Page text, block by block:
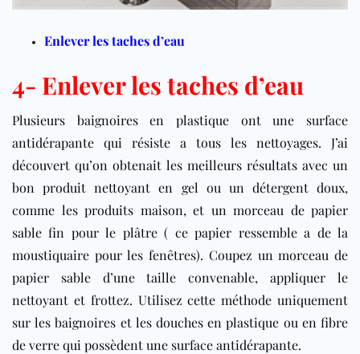
Enlever les taches d’eau
4- Enlever les taches d’eau
Plusieurs baignoires en plastique ont une surface
antidérapante qui résiste a tous les nettoyages. J’ai
découvert qu’on obtenait les meilleurs résultats avec un
bon produit nettoyant en gel ou un détergent doux,
comme les produits maison, et un morceau de papier
sable fin pour le plâtre ( ce papier ressemble a de la
moustiquaire pour les fenêtres). Coupez un morceau de
papier sable d’une taille convenable, appliquer le
nettoyant et frottez. Utilisez cette méthode uniquement
sur les baignoires et les douches en plastique ou en fibre
de verre qui possèdent une surface antidérapante.